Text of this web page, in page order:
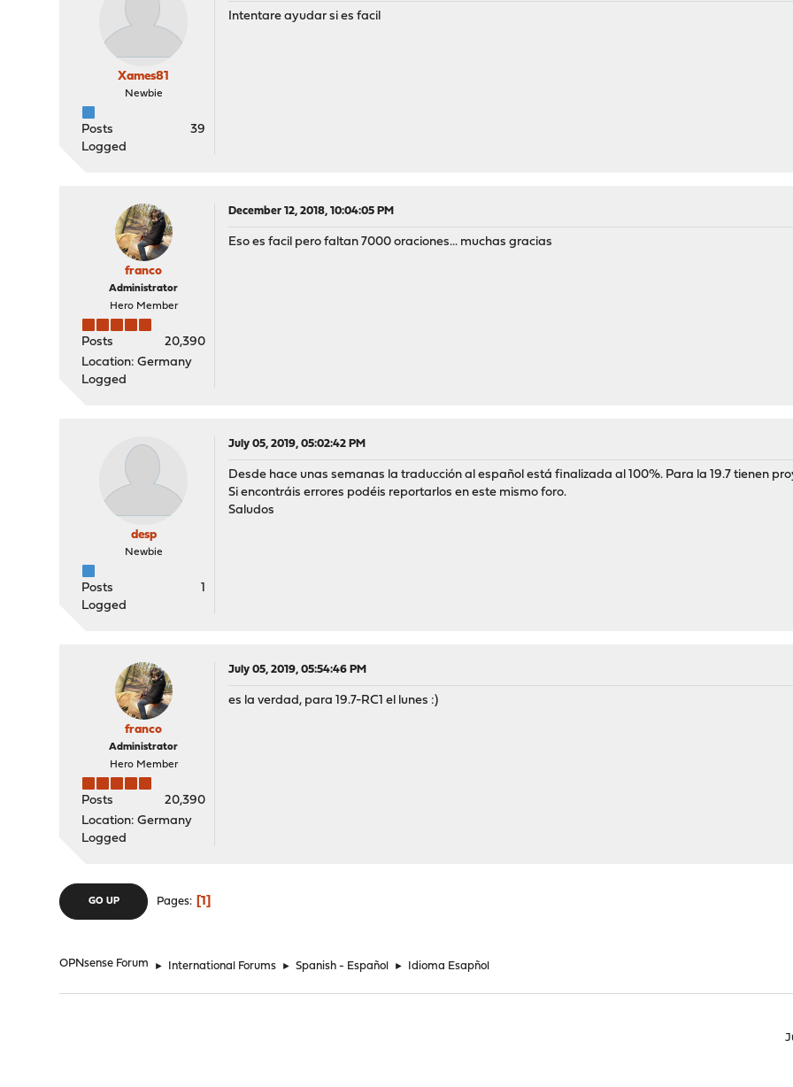
Xames81
Newbie
Posts
39
Logged
Intentare ayudar si es facil
franco
Administrator
Hero Member
Posts
20,390
Location: Germany
Logged
December 12, 2018, 10:04:05 PM
Eso es facil pero faltan 7000 oraciones... muchas gracias
desp
Newbie
Posts
1
Logged
July 05, 2019, 05:02:42 PM
Desde hace unas semanas la traducción al español está finalizada al 100%. Para la 19.7 tienen
Si encontráis errores podéis reportarlos en este mismo foro.
Saludos
franco
Administrator
Hero Member
Posts
20,390
Location: Germany
Logged
July 05, 2019, 05:54:46 PM
es la verdad, para 19.7-RC1 el lunes :)
GO UP Pages 1
OPNsense Forum ► International Forums ► Spanish - Español ► Idioma Esapñol